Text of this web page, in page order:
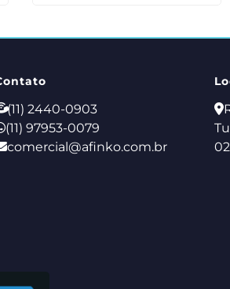
(11) 2440-0903
(11) 97953-0079
comercial@afinko.com.br